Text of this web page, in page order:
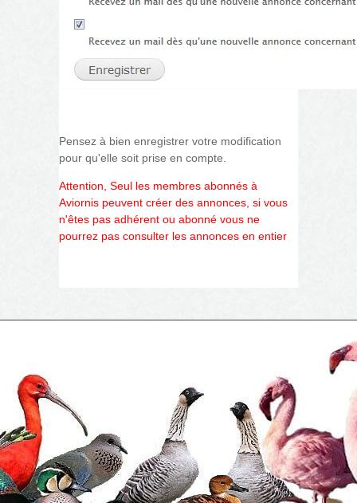
Pensez à bien enregistrer votre modification
pour qu'elle soit prise en compte.
Attention, Seul les membres abonnés à
Aviornis peuvent créer des annonces, si vous
n'êtes pas adhérent ou abonné vous ne
pourrez pas consulter les annonces en entier